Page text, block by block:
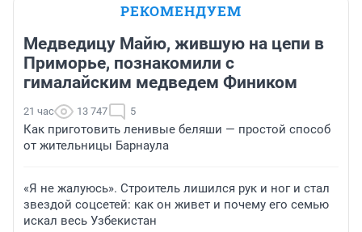
РЕКОМЕНДУЕМ
Медведицу Майю, жившую на цепи в
Приморье, познакомили с
гималайским медведем Фиником
21 час 13 747 5
Как приготовить ленивые беляши — простой способ
от жительницы Барнаула
«Я не жалуюсь». Строитель лишился рук и ног и стал
звездой соцсетей: как он живет и почему его семью
искал весь Узбекистан